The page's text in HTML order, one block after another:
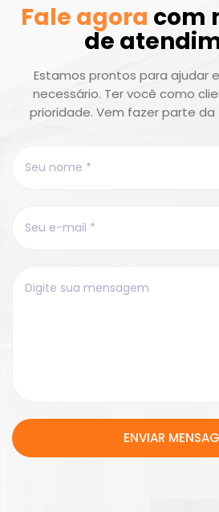
ENVIAR
Fale agora com
de
Estamos prontos para ajudar
necessário. Ter você como
prioridade. Vem fazer parte da